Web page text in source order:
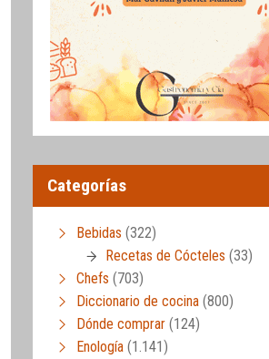
Categorías
Bebidas (322)
Recetas de Cócteles (33)
Chefs (703)
Diccionario de cocina (800)
Dónde comprar (124)
Enología (1.141)